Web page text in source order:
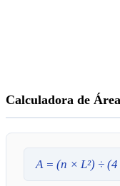
Calculadora de
A= (n × L²) ÷